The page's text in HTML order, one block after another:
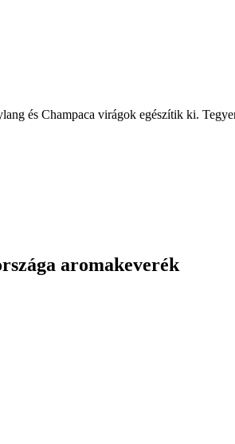
és Champaca virágok egészítik ki.
aromakeverék